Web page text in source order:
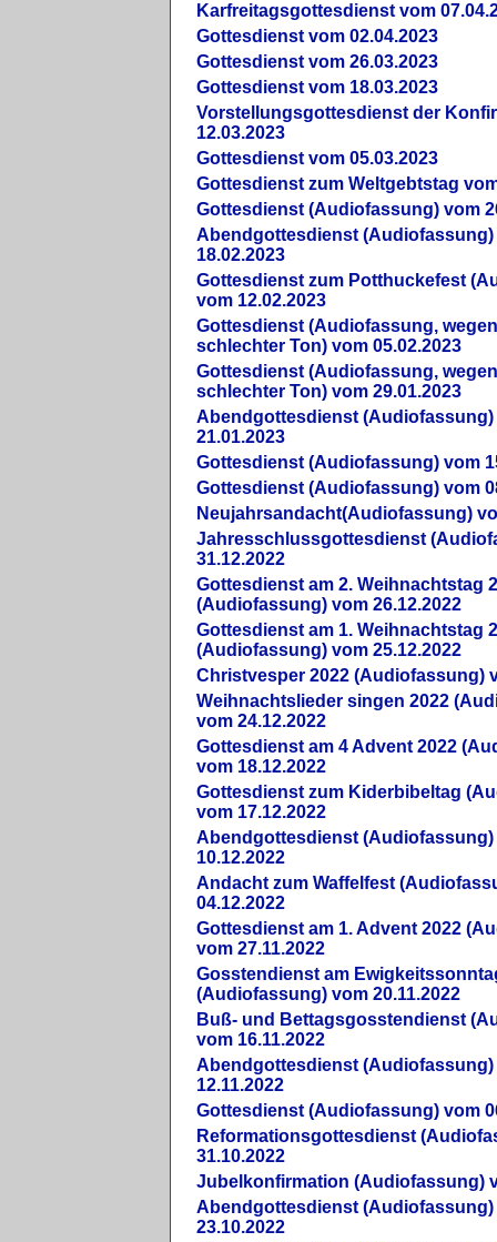
Karfreitagsgottesdienst vom
Gottesdienst vom 02.04.2023
Gottesdienst vom 26.03.2023
Gottesdienst vom 18.03.2023
Vorstellungsgottesdienst der
12.03.2023
Gottesdienst vom 05.03.2023
Gottesdienst zum Weltgebtstag
Gottesdienst (Audiofassung) vom
Abendgottesdienst (Audiofassung)
18.02.2023
Gottesdienst zum Potthuckefest
vom 12.02.2023
Gottesdienst (Audiofassung,
schlechter Ton) vom 05.02.2023
Gottesdienst (Audiofassung,
schlechter Ton) vom 29.01.2023
Abendgottesdienst (Audiofassung)
21.01.2023
Gottesdienst (Audiofassung) vom
Gottesdienst (Audiofassung) vom
Neujahrsandacht(Audiofassung)
Jahresschlussgottesdienst
31.12.2022
Gottesdienst am 2. Weihnachtstag
(Audiofassung) vom 26.12.2022
Gottesdienst am 1. Weihnachtstag
(Audiofassung) vom 25.12.2022
Christvesper 2022 (Audiofassung)
Weihnachtslieder singen 2022
vom 24.12.2022
Gottesdienst am 4 Advent 2022
vom 18.12.2022
Gottesdienst zum Kiderbibeltag
vom 17.12.2022
Abendgottesdienst (Audiofassung)
10.12.2022
Andacht zum Waffelfest
04.12.2022
Gottesdienst am 1. Advent 2022
vom 27.11.2022
Gosstendienst am
(Audiofassung) vom 20.11.2022
Buß- und Bettagsgosstendienst
vom 16.11.2022
Abendgottesdienst (Audiofassung)
12.11.2022
Gottesdienst (Audiofassung) vom
Reformationsgottesdienst
31.10.2022
Jubelkonfirmation (Audiofassung)
Abendgottesdienst (Audiofassung)
23.10.2022